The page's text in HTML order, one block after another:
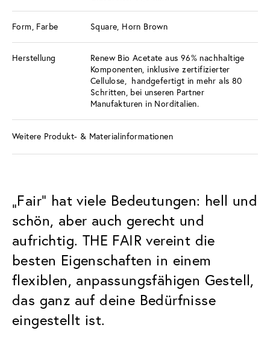
Form, Farbe Square, Horn Brown
Herstellung
Renew Bio Acetate aus 96% nachhaltige
Komponenten, inklusive zertifizierter
Cellulose, handgefertigt in mehr als 80
Schritten, bei unseren Partner
Manufakturen in Norditalien.
Weitere Produkt- & Materialinformationen
„Fair“ hat viele Bedeutungen: hell und
schön, aber auch gerecht und
aufrichtig. THE FAIR vereint die
besten Eigenschaften in einem
flexiblen, anpassungsfähigen Gestell,
das ganz auf deine Bedürfnisse
eingestellt ist.